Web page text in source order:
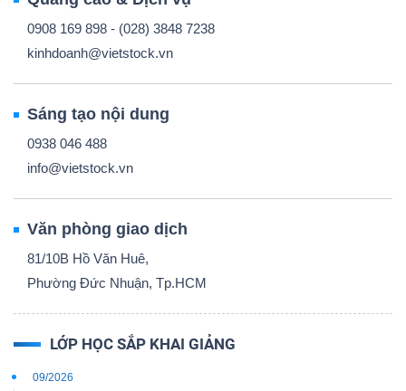
0908 169 898 - (028) 3848 7238
kinhdoanh@vietstock.vn
Sáng tạo nội dung
0938 046 488
info@vietstock.vn
Văn phòng giao dịch
81/10B Hồ Văn Huê,
Phường Đức Nhuận, Tp.HCM
LỚP HỌC SẮP KHAI GIẢNG
09/2026